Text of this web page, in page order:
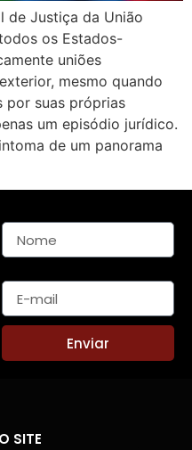
de Justiça da União
os Estados-
uniões
mesmo quando
por suas próprias
um episódio jurídico.
de um panorama
Enviar
SITE